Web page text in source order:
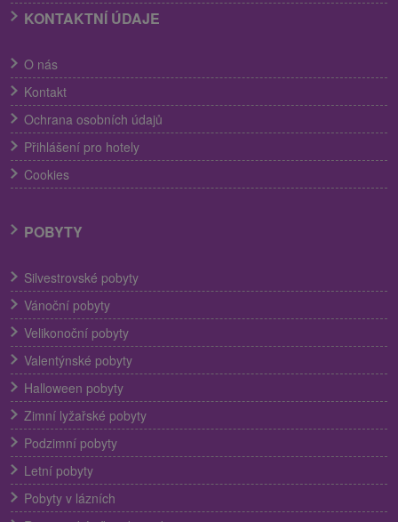
KONTAKTNÍ ÚDAJE
O nás
Kontakt
Ochrana osobních údajů
Přihlášení pro hotely
Cookies
POBYTY
Silvestrovské pobyty
Vánoční pobyty
Velikonoční pobyty
Valentýnské pobyty
Halloween pobyty
Zimní lyžařské pobyty
Podzimní pobyty
Letní pobyty
Pobyty v lázních